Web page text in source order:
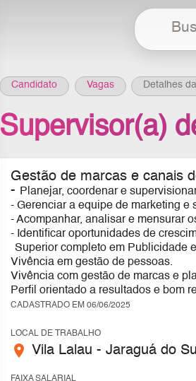
Candidato Vagas Detalhes
Supervisor(a)
Gestão de marcas e canais
- Planejar, coordenar e
- Gerenciar a equipe de marketing e
- Acompanhar, analisar e mensurar
- Identificar oportunidades de
Superior completo em Publicidade
Vivência em gestão de pessoas.
Vivência com gestão de marcas e
Perfil orientado a resultados e bom
CADASTRADO EM 06/06/2025
LOCAL DE TRABALHO
place Vila Lalau - Jaraguá do
FAIXA SALARIAL